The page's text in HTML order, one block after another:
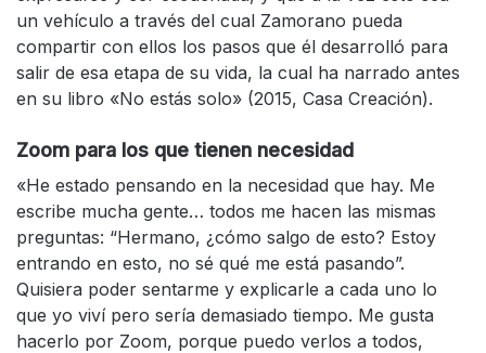
un vehículo a través del cual Zamorano pueda
compartir con ellos los pasos que él desarrolló para
salir de esa etapa de su vida, la cual ha narrado antes
en su libro «No estás solo» (2015, Casa Creación).
Zoom para los que tienen necesidad
«He estado pensando en la necesidad que hay. Me
escribe mucha gente… todos me hacen las mismas
preguntas: “Hermano, ¿cómo salgo de esto? Estoy
entrando en esto, no sé qué me está pasando”.
Quisiera poder sentarme y explicarle a cada uno lo
que yo viví pero sería demasiado tiempo. Me gusta
hacerlo por Zoom, porque puedo verlos a todos,